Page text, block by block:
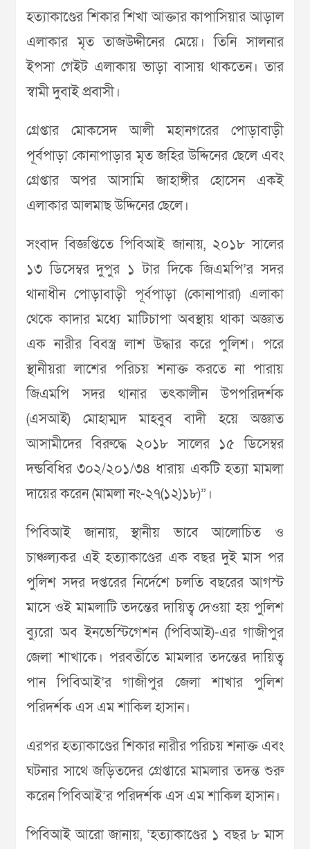
হত্যাকাণ্ডের শিকার শিখা আক্তার কাপাসিয়ার আড়াল
এলাকার মৃত তাজউদ্দীনের মেয়ে। তিনি সালনার
ইপসা গেইট এলাকায় ভাড়া বাসায় থাকতেন। তার
স্বামী দুবাই প্রবাসী।
গ্রেপ্তার মোকসেদ আলী মহানগরের পোড়াবাড়ী
পূর্বপাড়া কোনাপাড়ার মৃত জহির উদ্দিনের ছেলে এবং
গ্রেপ্তার অপর আসামি জাহাঙ্গীর হোসেন একই
এলাকার আলমাছ উদ্দিনের ছেলে।
সংবাদ বিজ্ঞপ্তিতে পিবিআই জানায়, ২০১৮ সালের
১৩ ডিসেম্বর দুপুর ১ টার দিকে জিএমপি’র সদর
থানাধীন পোড়াবাড়ী পূর্বপাড়া (কোনাপারা) এলাকা
থেকে কাদার মধ্যে মাটিচাপা অবস্থায় থাকা অজ্ঞাত
এক নারীর বিবস্ত্র লাশ উদ্ধার করে পুলিশ। পরে
স্থানীয়রা লাশের পরিচয় শনাক্ত করতে না পারায়
জিএমপি সদর থানার তৎকালীন উপপরিদর্শক
(এসআই) মোহাম্মদ মাহবুব বাদী হয়ে অজ্ঞাত
আসামীদের বিরুদ্ধে ২০১৮ সালের ১৫ ডিসেম্বর
দন্ডবিধির ৩০২/২০১/৩৪ ধারায় একটি হত্যা মামলা
দায়ের করেন (মামলা নং-২৭(১২)১৮)”।
পিবিআই জানায়, স্থানীয় ভাবে আলোচিত ও
চাঞ্চল্যকর এই হত্যাকাণ্ডের এক বছর দুই মাস পর
পুলিশ সদর দপ্তরের নির্দেশে চলতি বছরের আগস্ট
মাসে ওই মামলাটি তদন্তের দায়িত্ব দেওয়া হয় পুলিশ
ব্যুরো অব ইনভেস্টিগেশন (পিবিআই)-এর গাজীপুর
জেলা শাখাকে। পরবর্তীতে মামলার তদন্তের দায়িত্ব
পান পিবিআই’র গাজীপুর জেলা শাখার পুলিশ
পরিদর্শক এস এম শাকিল হাসান।
এরপর হত্যাকাণ্ডের শিকার নারীর পরিচয় শনাক্ত এবং
ঘটনার সাথে জড়িতদের গ্রেপ্তারে মামলার তদন্ত শুরু
করেন পিবিআই’র পরিদর্শক এস এম শাকিল হাসান।
পিবিআই আরো জানায়, ‘হত্যাকাণ্ডের ১ বছর ৮ মাস